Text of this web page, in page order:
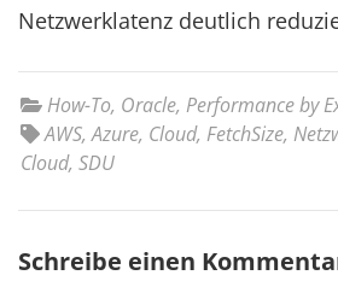
Netzwerklatenz deutlich
How-To, Oracle, Performance by
AWS,Azure, Cloud, FetchSize,
Cloud, SDU
Schreibe einen